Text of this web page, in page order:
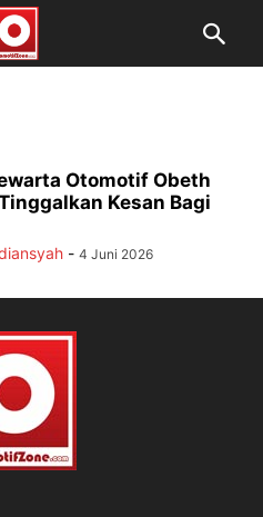
Otomotif Obeth
Kesan Bagi
- 4 Juni 2026